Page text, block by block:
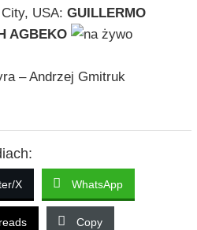
USA: GUILLERMO
AGBEKO
– Andrzej Gmitruk
X WhatsApp
Copy